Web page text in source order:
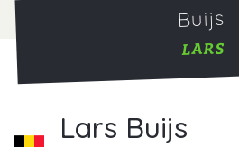
Buijs
LARS
Lars Buijs